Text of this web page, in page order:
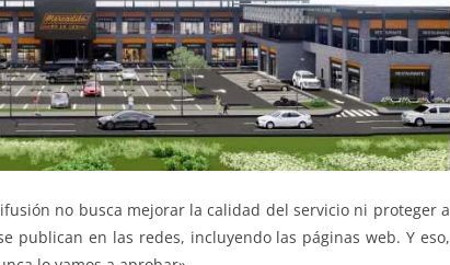
no busca mejorar la calidad del servicio ni proteger a
publican en las redes, incluyendo las páginas web. Y eso,